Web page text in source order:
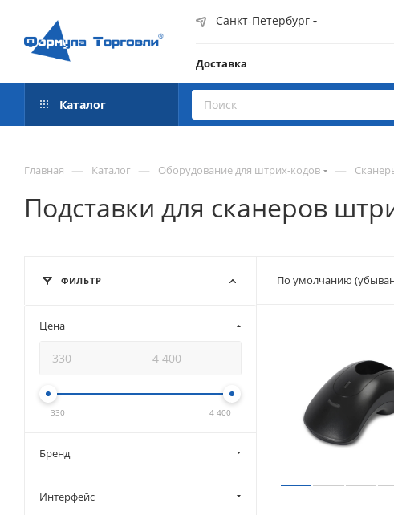
Санкт-Петербург
Доставка
Каталог
Главная — Каталог — Оборудование для штрих-кодов —
Подставки для сканеров
По умолчанию
ФИЛЬТР
Цена
330 4 400
Бренд
Интерфейс